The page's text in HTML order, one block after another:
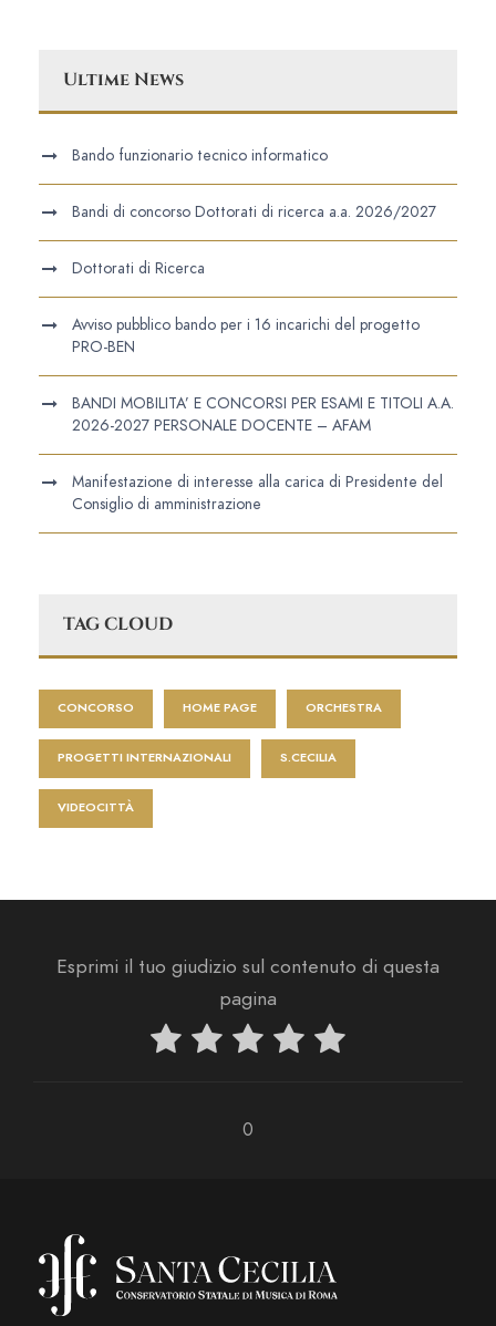
Ultime News
Bando funzionario tecnico informatico
Bandi di concorso Dottorati di ricerca a.a. 2026/2027
Dottorati di Ricerca
Avviso pubblico bando per i 16 incarichi del progetto
PRO-BEN
BANDI MOBILITA’ E CONCORSI PER ESAMI E TITOLI A.A.
2026-2027 PERSONALE DOCENTE – AFAM
Manifestazione di interesse alla carica di Presidente del
Consiglio di amministrazione
TAG CLOUD
CONCORSO HOME PAGE ORCHESTRA
PROGETTI INTERNAZIONALI S.CECILIA
VIDEOCITTÀ
Esprimi il tuo giudizio sul contenuto di questa
pagina
0